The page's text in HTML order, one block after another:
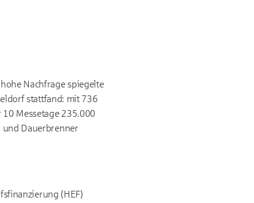
Nachfrage spiegelte
stattfand: mit 736
Messetage 235.000
und Dauerbrenner
(HEF)